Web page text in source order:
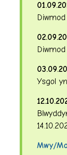
Ysgol
Mwy/